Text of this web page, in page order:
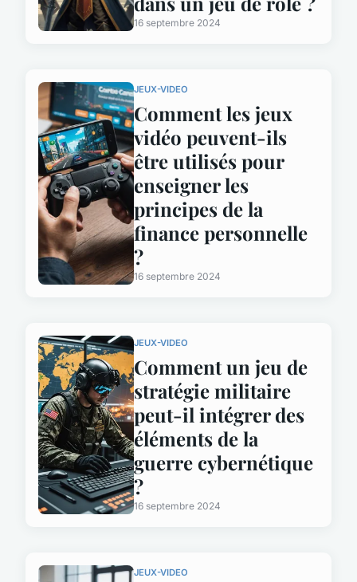
16 septembre 2024
JEUX-VIDEO
Comment les jeux
vidéo peuvent-ils
être utilisés pour
enseigner les
principes de la
finance personnelle
?
16 septembre 2024
JEUX-VIDEO
Comment un jeu de
stratégie militaire
peut-il intégrer des
éléments de la
guerre cybernétique
?
16 septembre 2024
JEUX-VIDEO